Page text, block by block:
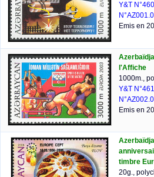
Y&T N°460
Emis en
l'Affiche
1000m.,
Y&T N°461
Emis en
timbre
20g.,